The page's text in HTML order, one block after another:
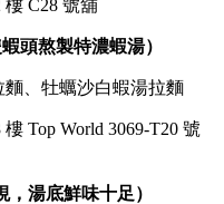
C28 號舖
頭熬製特濃蝦湯）
麵、牡蠣沙白蝦湯拉麵
Top World 3069-T20 號
湯底鮮味十足）